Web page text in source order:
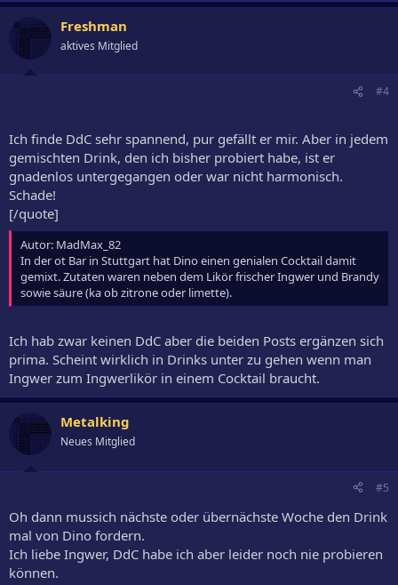
Freshman
aktives Mitglied
#4
Ich finde DdC sehr spannend, pur gefällt er mir. Aber in jedem
gemischten Drink, den ich bisher probiert habe, ist er
gnadenlos untergegangen oder war nicht harmonisch.
Schade!
[/quote]
Autor: MadMax_82
In der ot Bar in Stuttgart hat Dino einen genialen Cocktail damit
gemixt. Zutaten waren neben dem Likör frischer Ingwer und Brandy
sowie säure (ka ob zitrone oder limette).
Ich hab zwar keinen DdC aber die beiden Posts ergänzen sich
prima. Scheint wirklich in Drinks unter zu gehen wenn man
Ingwer zum Ingwerlikör in einem Cocktail braucht.
Metalking
Neues Mitglied
#5
Oh dann mussich nächste oder übernächste Woche den Drink
mal von Dino fordern.
Ich liebe Ingwer, DdC habe ich aber leider noch nie probieren
können.